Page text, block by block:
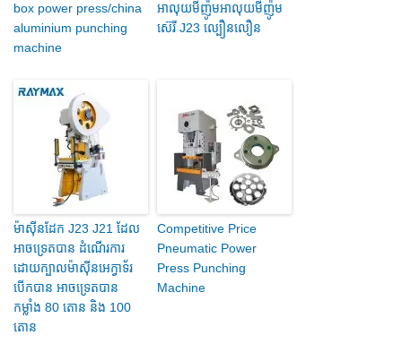
box power press/china
aluminium punching
machine
អាលុយមីញ៉ូមអាលុយមីញ៉ូម
ស៊េរី J23 ល្បឿនលឿន
ម៉ាស៊ីន​ដែក J23 J21 ដែល
អាច​ទ្រេត​បាន ដំណើរការ​
ដោយ​ក្បាល​ម៉ាស៊ីន​អេក្វាទ័រ​
បើក​បាន អាច​ទ្រេត​បាន​
កម្លាំង​ 80 តោន និង 100
តោន
Competitive Price
Pneumatic Power
Press Punching
Machine